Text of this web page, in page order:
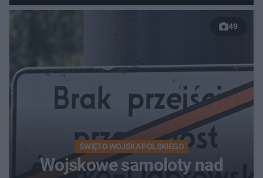
relaksu nad Jeziorem
49
ŚWIĘTO WOJSKA POLSKIEGO
Wojskowe samoloty nad